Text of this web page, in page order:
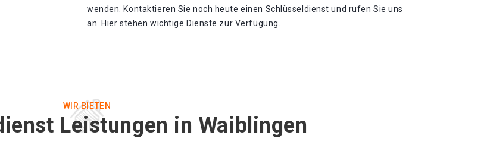
wenden. Kontaktieren Sie noch heute einen Schlüsseldienst und rufen Sie uns
an. Hier stehen wichtige Dienste zur Verfügung.
WIR BIETEN
Leistungen in Waiblingen